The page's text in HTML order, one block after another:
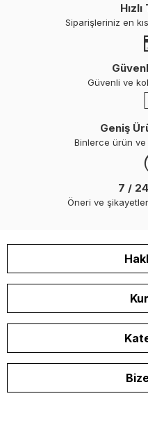
Siparişleriniz en
Güvenli ve
Geniş
Binlerce ürün
7 /
Öneri ve